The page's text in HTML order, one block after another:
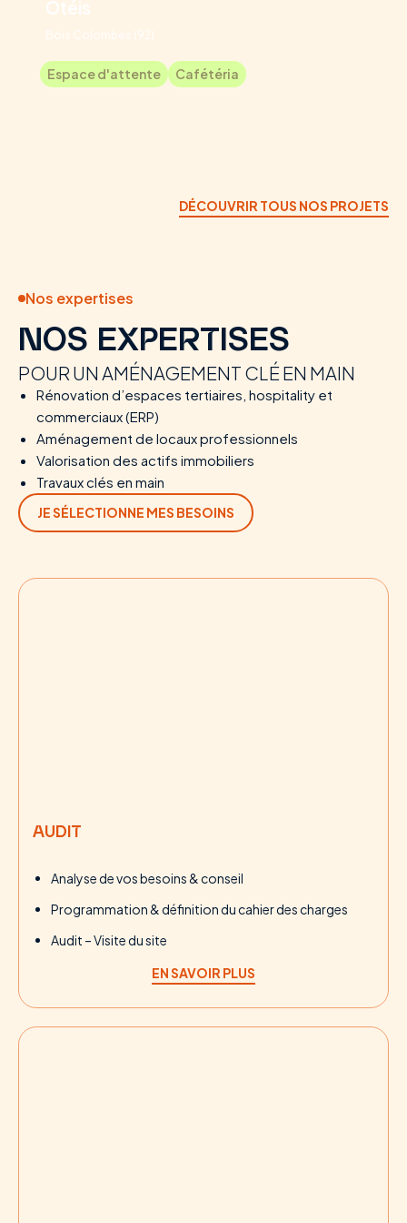
Otéis
Bois Colombes (92)
Espace d'attente Cafétéria
DÉCOUVRIR TOUS NOS PROJETS
Nos expertises
NOS EXPERTISES
POUR UN AMÉNAGEMENT CLÉ EN MAIN
Rénovation d’espaces tertiaires, hospitality et
commerciaux (ERP)
Aménagement de locaux professionnels
Valorisation des actifs immobiliers
Travaux clés en main
JE SÉLECTIONNE MES BESOINS
AUDIT
Analyse de vos besoins & conseil
Programmation & définition du cahier des charges
Audit – Visite du site
EN SAVOIR PLUS